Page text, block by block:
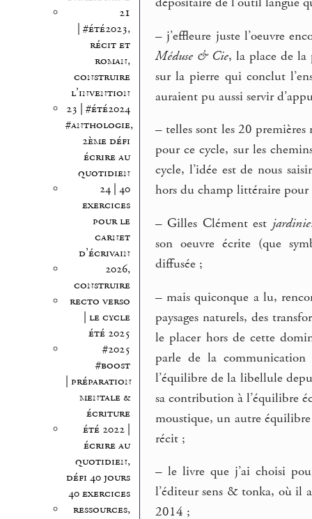
21
| #été2023,
récit et
roman,
construire
l’invention
23 | #été2024
#anthologie,
2ème défi
écrire au
quotidien
24 | 40
exercices
pour le
carnet
d’écrivain
2026,
construire
recto verso
| le cycle
été 2025
#2025
#boost
| préparation
mentale &
écriture
été 2022 |
écrire au
quotidien,
défi 40 jours
40 exercices
ressources,
– j’effleure juste l’oeuvre
Méduse & Cie, la place de la
sur la pierre qui conclut
auraient pu aussi servir
– telles sont les 20 premières
pour ce cycle, sur les
cycle, l’idée est de nous
hors du champ littéraire pour
– Gilles Clément est
son oeuvre écrite (que
diffusée ;
– mais quiconque a lu,
paysages naturels, des
le placer hors de cette
parle de la communication
l’équilibre de la libellule
sa contribution à l’équilibre
moustique, un autre
récit ;
– le livre que j’ai choisi
l’éditeur sens & tonka, où il
2014 ;